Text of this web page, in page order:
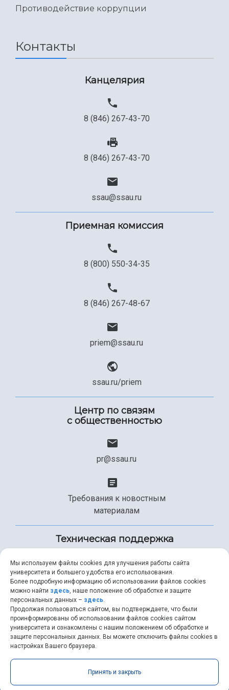
Противодействие коррупции
Контакты
Канцелярия
8 (846) 267-43-70
8 (846) 267-43-70
ssau@ssau.ru
Приемная комиссия
8 (800) 550-34-35
8 (846) 267-48-67
priem@ssau.ru
ssau.ru/priem
Центр по связям
с общественностью
pr@ssau.ru
Требования к новостным
материалам
Техническая поддержка
+7 (846) 267-49-99
help@ssau.ru
Самарский университет © 2026 |ssau.ru
RSS
Мы используем файлы cookies для улучшения работы сайта
университета и большего удобства его использования.
Более подробную информацию об использовании файлов cookies
можно найти здесь, наше положение об обработке и защите
персональных данных – здесь.
Продолжая пользоваться сайтом, вы подтверждаете, что были
проинформированы об использовании файлов cookies сайтом
университета и ознакомлены с нашим положением об обработке и
защите персональных данных. Вы можете отключить файлы cookies в
настройках Вашего браузера.
Принять и закрыть